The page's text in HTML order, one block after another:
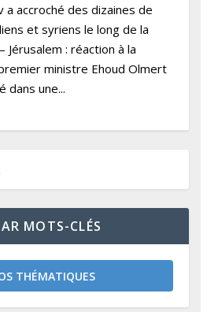
a accroché des dizaines de
et syriens le long de la
Jérusalem : réaction à la
ministre Ehoud Olmert
dans une...
MOTS-CLÉS
THÉMATIQUES